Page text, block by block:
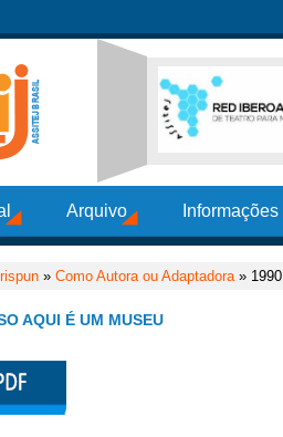
Arquivo
» Como Autora ou Adaptadora»
AQUI É UM MUSEU